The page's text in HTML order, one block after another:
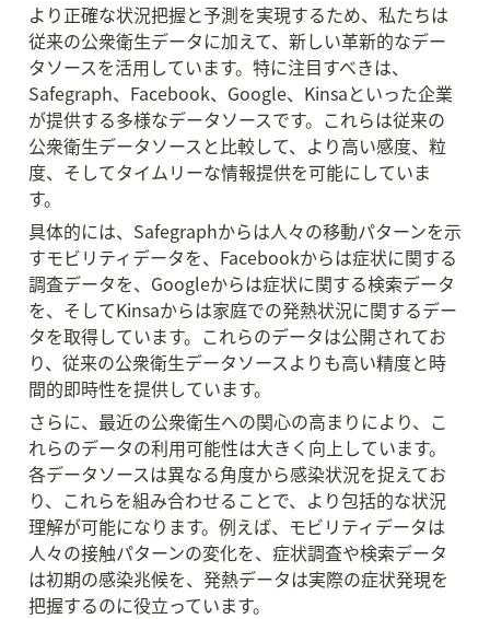
より正確な状況把握と予測を実現するため、私たちは
従来の公衆衛生データに加えて、新しい革新的なデー
タソースを活用しています。特に注目すべきは、
Safegraph、Facebook、Google、Kinsaといった企業
が提供する多様なデータソースです。これらは従来の
公衆衛生データソースと比較して、より高い感度、粒
度、そしてタイムリーな情報提供を可能にしていま
す。
具体的には、Safegraphからは人々の移動パターンを示
すモビリティデータを、Facebookからは症状に関する
調査データを、Googleからは症状に関する検索データ
を、そしてKinsaからは家庭での発熱状況に関するデー
タを取得しています。これらのデータは公開されてお
り、従来の公衆衛生データソースよりも高い精度と時
間的即時性を提供しています。
さらに、最近の公衆衛生への関心の高まりにより、こ
れらのデータの利用可能性は大きく向上しています。
各データソースは異なる角度から感染状況を捉えてお
り、これらを組み合わせることで、より包括的な状況
理解が可能になります。例えば、モビリティデータは
人々の接触パターンの変化を、症状調査や検索データ
は初期の感染兆候を、発熱データは実際の症状発現を
把握するのに役立っています。